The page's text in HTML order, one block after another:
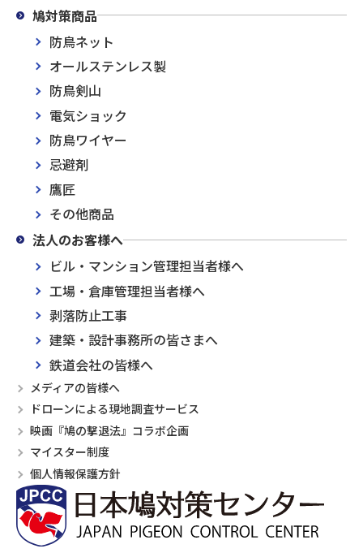
鳩対策商品
防鳥ネット
オールステンレス製
防鳥剣山
電気ショック
防鳥ワイヤー
忌避剤
鷹匠
その他商品
法人のお客様へ
ビル・マンション管理担当者様へ
工場・倉庫管理担当者様へ
剥落防止工事
建築・設計事務所の皆さまへ
鉄道会社の皆様へ
メディアの皆様へ
ドローンによる現地調査サービス
映画『鳩の撃退法』コラボ企画
マイスター制度
個人情報保護方針